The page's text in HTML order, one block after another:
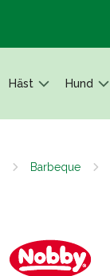
Häst Hund
Barbeque